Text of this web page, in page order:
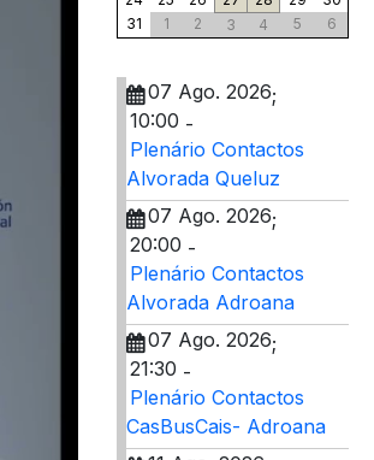
31
1 2 3 4 5 6
07 Ago. 2026;
10:00 -
Plenário Contactos
Alvorada Queluz
07 Ago. 2026;
20:00 -
Plenário Contactos
Alvorada Adroana
07 Ago. 2026;
21:30 -
Plenário Contactos
CasBusCais- Adroana